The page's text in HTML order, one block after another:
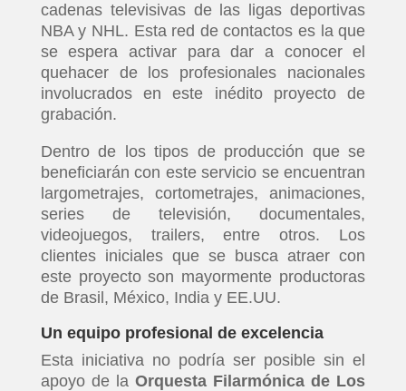
cadenas televisivas de las ligas deportivas
NBA y NHL. Esta red de contactos es la que
se espera activar para dar a conocer el
quehacer de los profesionales nacionales
involucrados en este inédito proyecto de
grabación.
Dentro de los tipos de producción que se
beneficiarán con este servicio se encuentran
largometrajes, cortometrajes, animaciones,
series de televisión, documentales,
videojuegos, trailers, entre otros. Los
clientes iniciales que se busca atraer con
este proyecto son mayormente productoras
de Brasil, México, India y EE.UU.
Un equipo profesional de excelencia
Esta iniciativa no podría ser posible sin el
apoyo de la Orquesta Filarmónica de Los